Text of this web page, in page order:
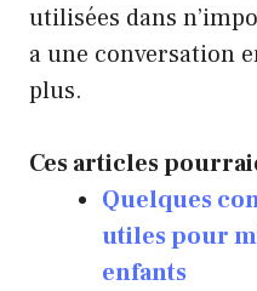
utilisées dans
a une conversation
plus.
Ces articles
Quelques
utiles pour
enfants